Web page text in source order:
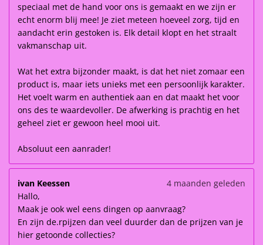
speciaal met de hand voor ons is gemaakt en we zijn er
echt enorm blij mee! Je ziet meteen hoeveel zorg, tijd en
aandacht erin gestoken is. Elk detail klopt en het straalt
vakmanschap uit.
Wat het extra bijzonder maakt, is dat het niet zomaar een
product is, maar iets unieks met een persoonlijk karakter.
Het voelt warm en authentiek aan en dat maakt het voor
ons des te waardevoller. De afwerking is prachtig en het
geheel ziet er gewoon heel mooi uit.
Absoluut een aanrader!
ivan Keessen
4 maanden geleden
Hallo,
Maak je ook wel eens dingen op aanvraag?
En zijn de.rpijzen dan veel duurder dan de prijzen van je
hier getoonde collecties?